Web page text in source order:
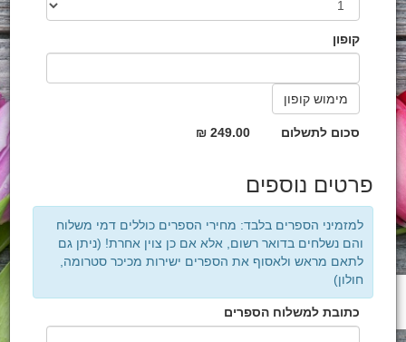
קופון
סכום לתשלום 249.00 ₪
פרטים נוספים
למזמיני הספרים בלבד: מחירי הספרים כוללים דמי משלוח
והם נשלחים בדואר רשום, אלא אם כן צוין אחרת! (ניתן גם
לתאם מראש ולאסוף את הספרים ישירות מכיכר סטרומה,
חולון)
כתובת למשלוח הספרים